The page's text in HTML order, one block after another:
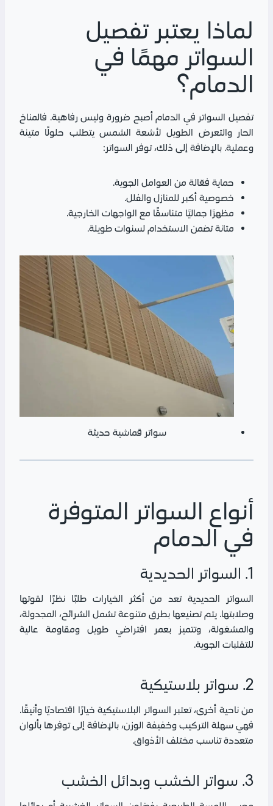
لماذا يعتبر تفصيل
السواتر مهمًا في
الدمام؟
تفصيل السواتر في الدمام أصبح ضرورة وليس رفاهية. فالمناخ
الحار والتعرض الطويل لأشعة الشمس يتطلب حلولًا متينة
وعملية. بالإضافة إلى ذلك، توفر السواتر:
حماية فعّالة من العوامل الجوية.
خصوصية أكبر للمنازل والفلل.
مظهرًا جماليًا متناسقًا مع الواجهات الخارجية.
متانة تضمن الاستخدام لسنوات طويلة.
سواتر قماشية حديثة
أنواع السواتر المتوفرة
في الدمام
1. السواتر الحديدية
السواتر الحديدية تعد من أكثر الخيارات طلبًا نظرًا لقوتها
وصلابتها. يتم تصنيعها بطرق متنوعة تشمل الشرائح، المجدولة،
والمشغولة، وتتميز بعمر افتراضي طويل ومقاومة عالية
للتقلبات الجوية.
2. سواتر بلاستيكية
من ناحية أخرى، تعتبر السواتر البلاستيكية خيارًا اقتصاديًا وأنيقًا.
فهي سهلة التركيب وخفيفة الوزن، بالإضافة إلى توفرها بألوان
متعددة تناسب مختلف الأذواق.
3. سواتر الخشب وبدائل الخشب